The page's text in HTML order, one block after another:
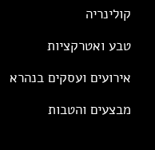
קולינריה
טבע ואטרקציות
אירועים ועסקים בנהרא
מבצעים והטבות